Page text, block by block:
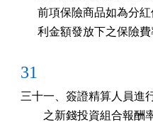
前項保險商品如為
利金額發放下之保險
31
三十一、簽證精算人員進
之新錢投資組合報